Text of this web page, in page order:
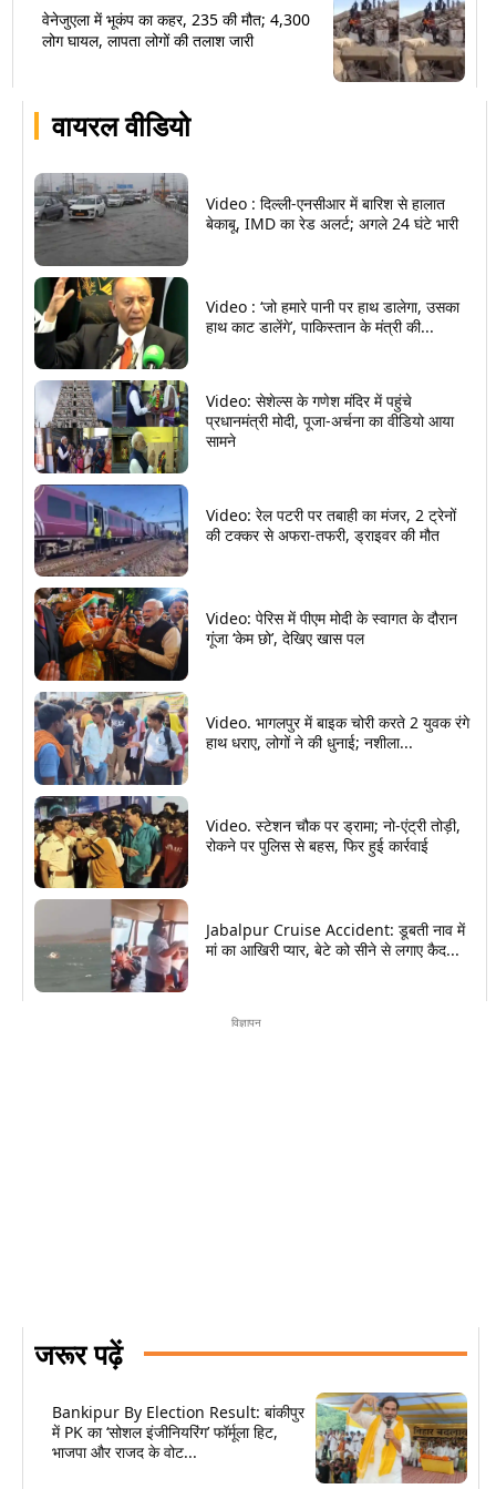
वायरल वीडियो
Video : दिल्ली-एनसीआर में बारिश से हालात
बेकाबू, IMD का रेड अलर्ट; अगले 24 घंटे भारी
Video : ‘जो हमारे पानी पर हाथ डालेगा, उसका
हाथ काट डालेंगे’, पाकिस्तान के मंत्री की...
Video: सेशेल्स के गणेश मंदिर में पहुंचे
प्रधानमंत्री मोदी, पूजा-अर्चना का वीडियो आया
सामने
Video: रेल पटरी पर तबाही का मंजर, 2 ट्रेनों
की टक्कर से अफरा-तफरी, ड्राइवर की मौत
Video: पेरिस में पीएम मोदी के स्वागत के दौरान
गूंजा ‘केम छो’, देखिए खास पल
Video. भागलपुर में बाइक चोरी करते 2 युवक रंगे
हाथ धराए, लोगों ने की धुनाई; नशीला...
Video. स्टेशन चौक पर ड्रामा; नो-एंट्री तोड़ी,
रोकने पर पुलिस से बहस, फिर हुई कार्रवाई
Jabalpur Cruise Accident: डूबती नाव में
मां का आखिरी प्यार, बेटे को सीने से लगाए कैद...
वेनेजुएला में भूकंप का कहर, 235 की मौत; 4,300
लोग घायल, लापता लोगों की तलाश जारी
विज्ञापन
जरूर पढ़ें
Bankipur By Election Result: बांकीपुर
में PK का ‘सोशल इंजीनियरिंग’ फॉर्मूला हिट,
भाजपा और राजद के वोट...